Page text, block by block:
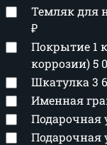
Темляк для
₽
Покрытие 1
коррозии)5
Шкатулка 3
Именная
Подарочная
Подарочная